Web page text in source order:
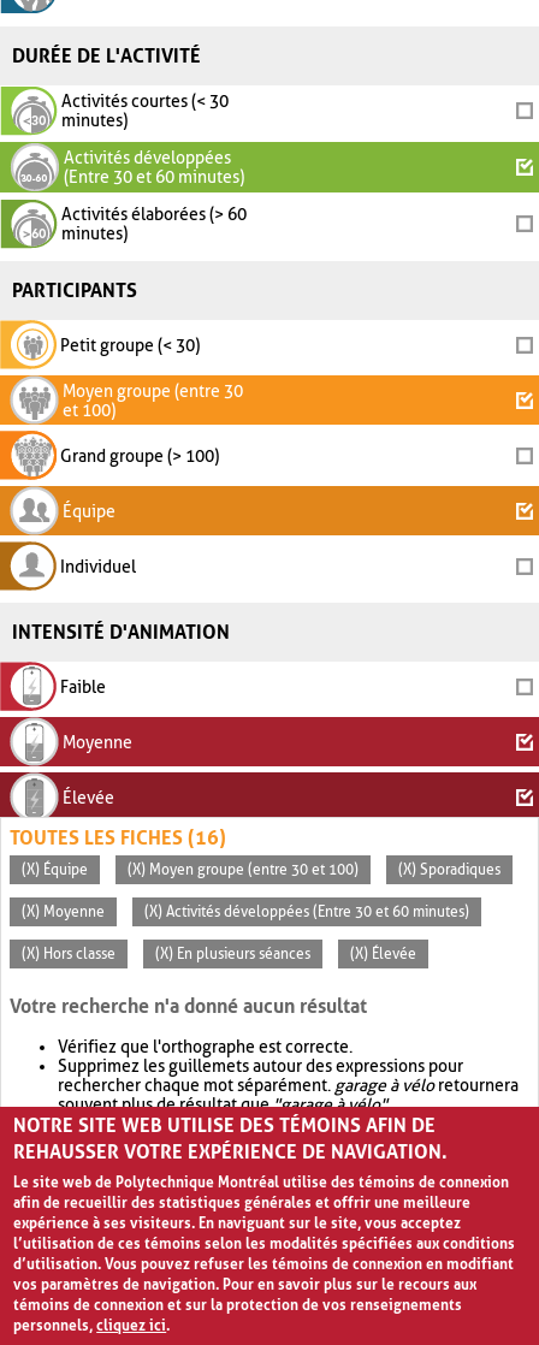
DURÉE DE L'ACTIVITÉ
Activités courtes (< 30
minutes)
Activités développées
(Entre 30 et 60 minutes)
Activités élaborées (> 60
minutes)
PARTICIPANTS
Petit groupe (< 30)
Moyen groupe (entre 30
et 100)
Grand groupe (> 100)
Équipe
Individuel
INTENSITÉ D'ANIMATION
Faible
Moyenne
Élevée
TOUTES LES FICHES (16)
(X) Équipe (X) Moyen groupe (entre 30 et 100) (X) Sporadiques
(X) Moyenne (X) Activités développées (Entre 30 et 60 minutes)
(X) Hors classe (X) En plusieurs séances (X) Élevée
Votre recherche n'a donné aucun résultat
Vérifiez que l'orthographe est correcte.
Supprimez les guillemets autour des expressions pour
rechercher chaque mot séparément. garage à véloretournera
souvent plus de résultat que"garage à vélo".
Envisagez d'élargir votre recherche avec OR.garage OR vélo
retournera souvent plus de résultat quegarage à vélo
NOTRE SITE WEB UTILISE DES TÉMOINS AFIN DE
REHAUSSER VOTRE EXPÉRIENCE DE NAVIGATION.
Le site web de Polytechnique Montréal utilise des témoins de connexion
afin de recueillir des statistiques générales et offrir une meilleure
expérience à ses visiteurs. En naviguant sur le site, vous acceptez
l’utilisation de ces témoins selon les modalités spécifiées aux conditions
d’utilisation. Vous pouvez refuser les témoins de connexion en modifiant
vos paramètres de navigation. Pour en savoir plus sur le recours aux
témoins de connexion et sur la protection de vos renseignements
personnels,cliquez ici.